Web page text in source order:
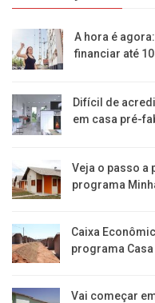
A hora é
financiar até
Difícil de
em casa pré-
Veja o passo a
programa
Caixa
programa
Vai começar